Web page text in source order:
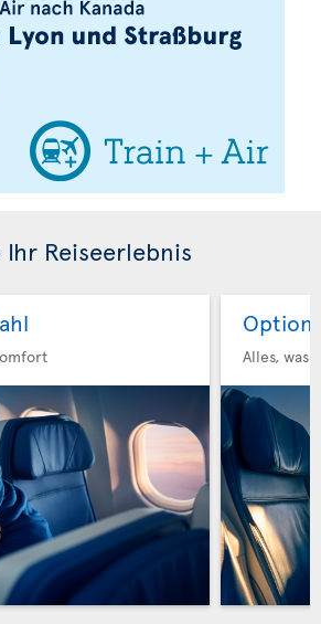
Reiseerlebnis
Option
Alles, was